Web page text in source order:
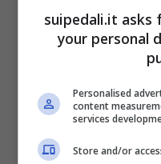
ma di certo sul
necessaria per
Una
In effetti, il tema
suipedali.it asks
your personal
Personalised
content
services
Store and/or